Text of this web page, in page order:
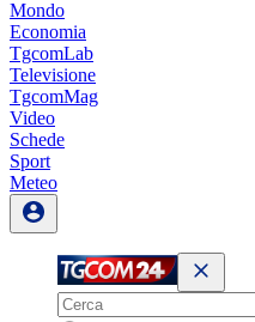
Mondo
Economia
TgcomLab
Televisione
TgcomMag
Video
Schede
Sport
Meteo